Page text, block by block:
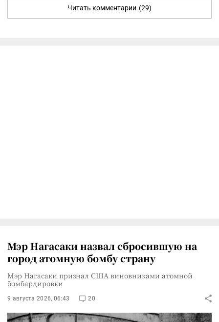
Читать комментарии (29)
Мэр Нагасаки назвал сбросившую на
город атомную бомбу страну
Мэр Нагасаки признал США виновниками атомной
бомбардировки
9 августа 2026, 06:43 20